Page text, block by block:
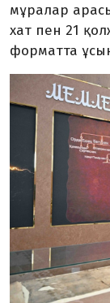
мұралар
хат пен 21
форматта